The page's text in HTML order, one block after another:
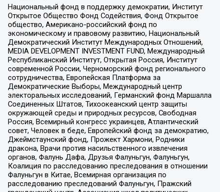
Национальный фонд в поддержку демократии, Институт
Открытое Общество Фонд Содействия, Фонд Открытое
общество, Американо-российский фонд по
экономическому и правовому развитию, Национальный
Демократический Институт Международных Отношений,
MEDIA DEVELOPMENT INVESTMENT FUND, Международный
Республиканский Институт, Открытая Россия, Институт
современной России, Черноморский фонд регионального
сотрудничества, Европейская Платформа за
Демократические Выборы, Международный центр
электоральных исследований, Германский фонд Маршалла
Соединенных Штатов, Тихоокеанский центр защиты
окружающей среды и природных ресурсов, Свободная
Россия, Всемирный конгресс украинцев, Атлантический
совет, Человек в беде, Европейский фонд за демократию,
Джеймстаунский фонд, Прожект Хармони, Родники
дракона, Врачи против насильственного извлечения
органов, Фалунь Дафа, Друзья Фалуньгун, Фалуньгун,
Коалиция по расследованию преследования в отношении
Фалуньгун в Китае, Всемирная организация по
расследованию преследований Фалуньгун, Пражский